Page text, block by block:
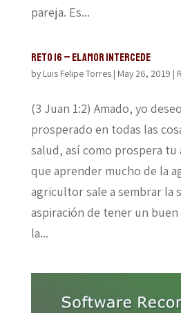
pareja. Es...
Reto 16 – El amor intercede
by Luis Felipe Torres| May 26, 2019 |
(3 Juan 1:2) Amado, yo
prosperado en todas las
salud, así como prospera tu
que aprender mucho de la
agricultor sale a sembrar la
aspiración de tener un
la...